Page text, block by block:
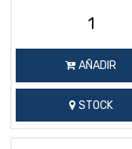
AÑADIR
STOCK